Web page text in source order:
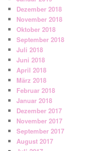
Dezember 2018
November 2018
Oktober 2018
September 2018
Juli 2018
Juni 2018
April 2018
März 2018
Februar 2018
Januar 2018
Dezember 2017
November 2017
September 2017
August 2017